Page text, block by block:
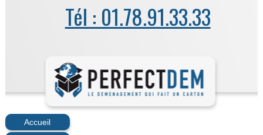
Tél : 01.78.91.33.33
Accueil